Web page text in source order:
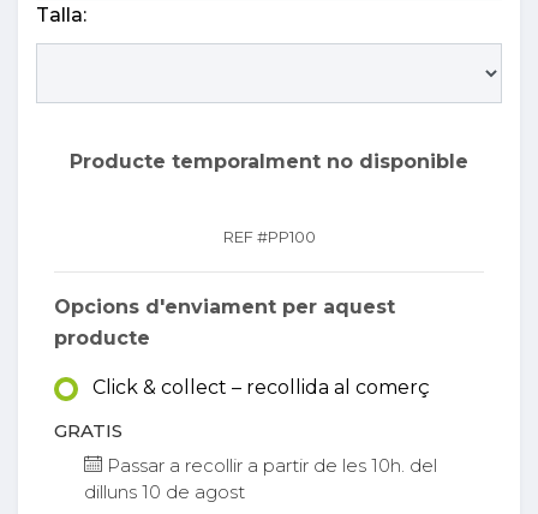
Talla:
Producte temporalment no disponible
REF #PP100
Opcions d'enviament per aquest
producte
Click & collect – recollida al comerç
GRATIS
Passar a recollir a partir de les 10h. del
dilluns 10 de agost